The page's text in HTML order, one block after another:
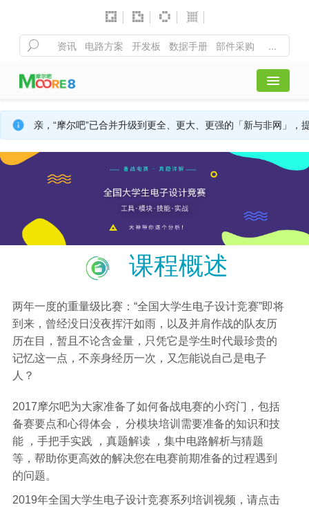
首页
全部课程
精彩聚合
亲，“摩尔吧”已合并升级到更全、更大、更强的「新与非网」，
课程概述
两年一度的重量级比赛：“全国大学生电子设计竞赛”即将
到来，曾经没日没夜挥汗如雨，以及并肩作战的队友历
历在目，暂且不论含金量，只凭它是学生时代最珍贵的
记忆这一点，不亲身经历一次，又怎能说自己是电子
人？
2017摩尔吧为大家准备了如何备战电赛的小窍门，包括
备赛要点和心得体会， 分模块培训需要准备的知识和技
能 ，手把手实践 ，真题解读 ，集中电路解析与猜题
等，帮助你更高效的解决您在电赛前期准备的过程遇到
的问题。
2019年全国大学生电子设计竞赛系列培训视频， 请点击